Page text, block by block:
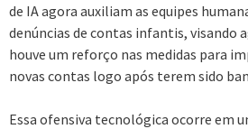
de IA agora auxiliam as equipes
denúncias de contas infantis, visando
houve um reforço nas medidas para
novas contas logo após terem sido
Essa ofensiva tecnológica ocorre em